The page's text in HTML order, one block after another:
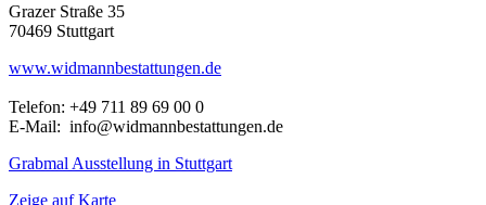
Grazer Straße 35
70469 Stuttgart
www.widmannbestattungen.de
Telefon: +49 711 89 69 00 0
E-Mail: info@widmannbestattungen.de
Grabmal Ausstellung in Stuttgart
Zeige auf Karte